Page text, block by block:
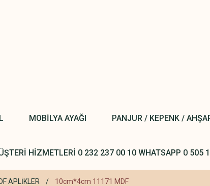
MOBİLYA AYAĞI PANJUR / KEPENK /
HİZMETLERİ 0 232 237 00 10 WHATSAPP 0 505
APLİKLER 10cm*4cm 11171 MDF